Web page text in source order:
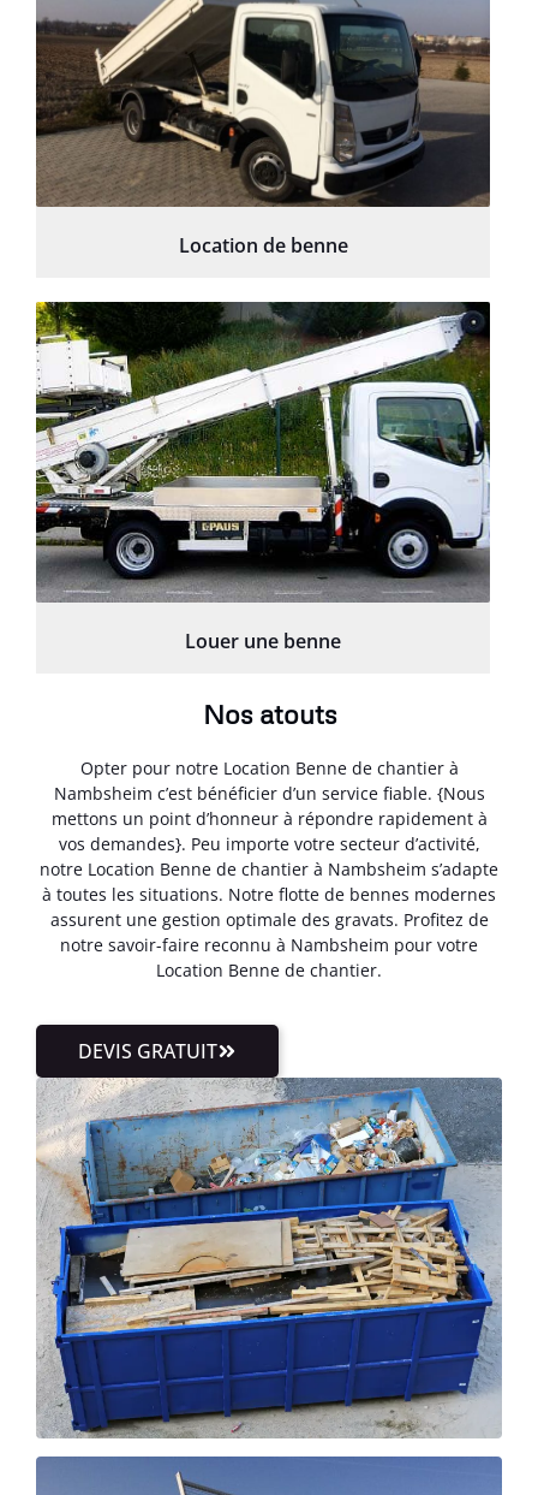
Location de benne
Louer une benne
Nos atouts
Opter pour notre Location Benne de chantier à
Nambsheim c’est bénéficier d’un service fiable. {Nous
mettons un point d’honneur à répondre rapidement à
vos demandes}. Peu importe votre secteur d’activité,
notre Location Benne de chantier à Nambsheim s’adapte
à toutes les situations. Notre flotte de bennes modernes
assurent une gestion optimale des gravats. Profitez de
notre savoir-faire reconnu à Nambsheim pour votre
Location Benne de chantier.
DEVIS GRATUIT